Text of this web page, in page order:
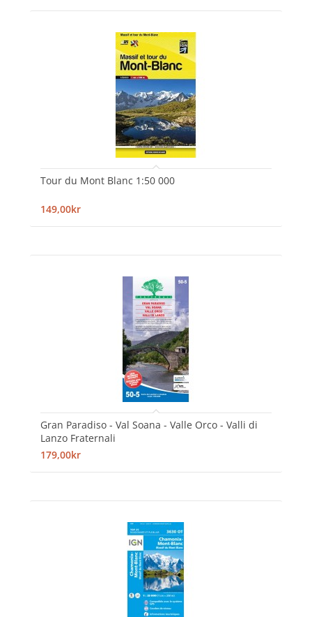
Tour du Mont Blanc 1:50 000
149,00kr
Gran Paradiso - Val Soana - Valle Orco - Valli di
Lanzo Fraternali
179,00kr